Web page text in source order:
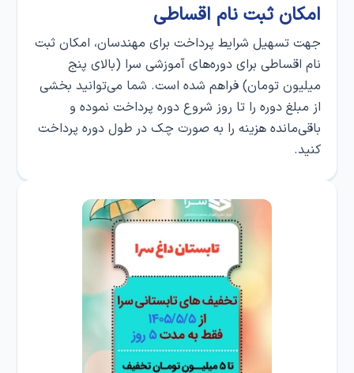
امکان ثبت‌ نام اقساطی
جهت تسهیل شرایط پرداخت برای مهندسان، امکان ثبت‌
نام اقساطی برای دوره‌های آموزشی سرا (بالای پنج
میلیون تومان) فراهم شده است. شما می‌توانید بخشی
از مبلغ دوره را تا روز شروع دوره پرداخت نموده و
باقی‌مانده هزینه را به صورت چک در طول دوره پرداخت
کنید.